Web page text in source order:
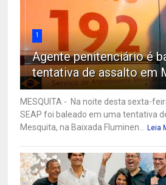
1
Agente penitenciário é
tentativa de assalto em
MESQUITA - Na noite desta sexta-
SEAP foi baleado em uma tentativa
Mesquita, na Baixada Fluminen...
Leia